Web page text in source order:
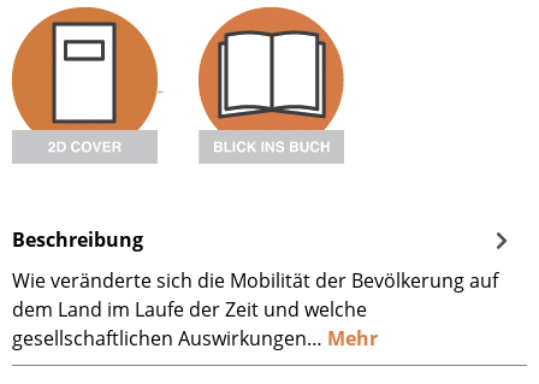
Beschreibung
Wie veränderte sich die Mobilität der Bevölkerung auf
dem Land im Laufe der Zeit und welche
gesellschaftlichen Auswirkungen… Mehr